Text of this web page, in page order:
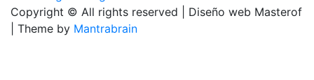
Copyright © All rights reserved | Diseño web Masterof
| Theme by Mantrabrain